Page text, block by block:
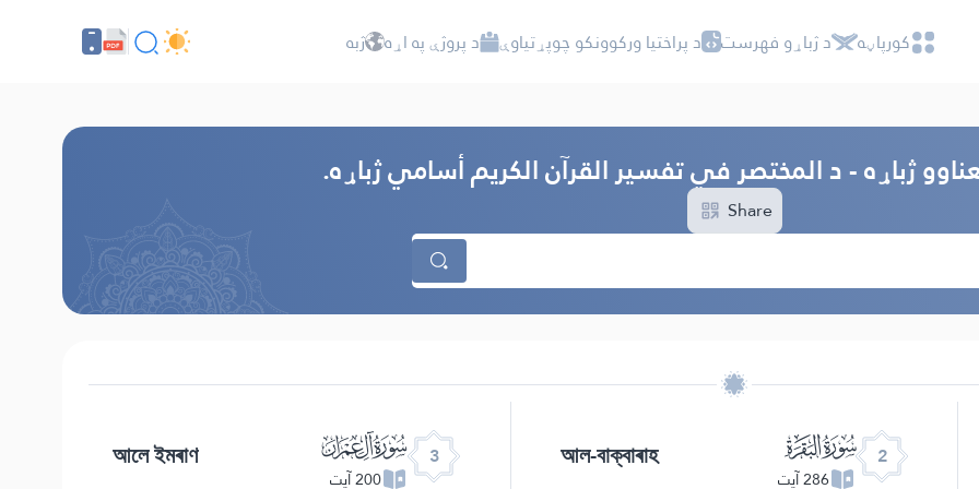
کور‌پاڼه د ژباړو فهرست د پراختیا ورکوونکو چوپړتیاوې د پروژې په اړه ژبه
ژباړه - د المختصر في تفسير القرآن الكريم أسامي ژباړه.
Share
2 ﮎ
286 آیت
আল-বাক্বাৰাহ
3 ﮏ
200 آیت
আলে ইমৰাণ